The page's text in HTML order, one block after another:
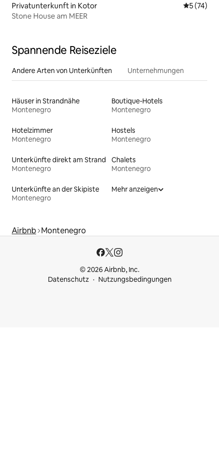
Privatunterkunft in Kotor
5 (74)
Stone House am MEER
Spannende Reiseziele
Andere Arten von Unterkünften Unternehmungen
Häuser in Strandnähe
Montenegro
Boutique-Hotels
Montenegro
Hotelzimmer
Montenegro
Hostels
Montenegro
Unterkünfte direkt am Strand
Montenegro
Chalets
Montenegro
Unterkünfte an der Skipiste
Montenegro
Mehr anzeigen
Airbnb Montenegro
© 2026 Airbnb, Inc.
Datenschutz
Nutzungsbedingungen